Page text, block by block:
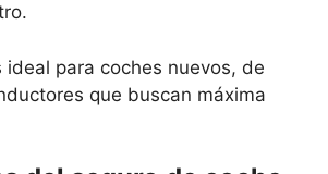
ideal para coches nuevos, de
que buscan máxima